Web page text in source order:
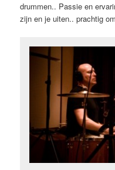
drummen.. Passie en
zijn en je uiten.. prachtig